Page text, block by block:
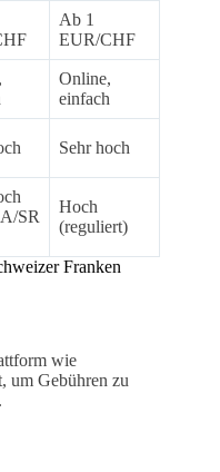
Ab 1
EUR/CHF
Online,
einfach
Sehr hoch
SR
Hoch
(reguliert)
Franken
wie
um Gebühren zu